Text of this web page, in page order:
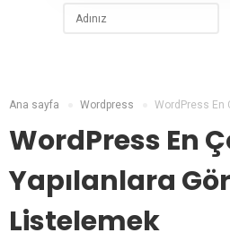
Ana sayfa Wordpress WordPress En
WordPress En
Yapılanlara
Listelemek